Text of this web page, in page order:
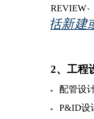
REVIEW、
服务包括新建
​​​​​2、工程
配管设
P&ID设